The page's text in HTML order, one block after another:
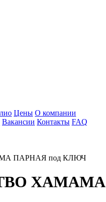
Цены О компании
Вакансии Контакты FAQ
ПАРНАЯ под КЛЮЧ
ХАМАМА